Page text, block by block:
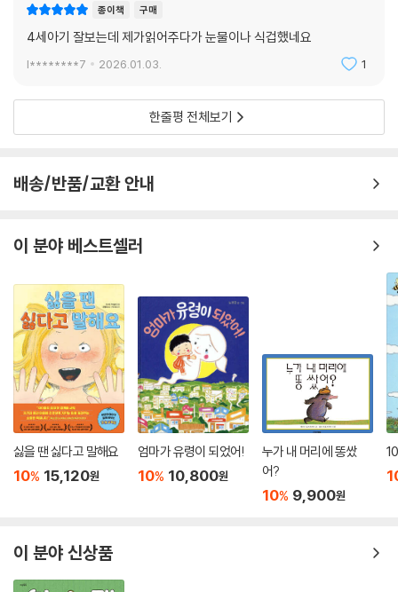
종이책 구매
4세아기 잘보는데 제가읽어주다가 눈물이나 식겁했네요
l********7 2026.01.03. 1
한줄평 전체보기
배송/반품/교환 안내
이 분야 베스트셀러
싫을 땐 싫다고 말해요
10% 15,120원
엄마가 유령이 되었어!
10% 10,800원
누가 내 머리에 똥쌌
어?
10% 9,900원
이 분야 신상품